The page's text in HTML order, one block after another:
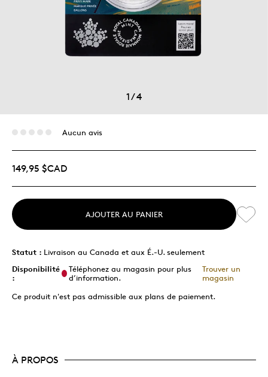
1/4
Aucun avis
149,95 $CAD
AJOUTER AU PANIER
Statut : Livraison au Canada et aux É.-U. seulement
Disponibilité
:
Téléphonez au magasin pour plus
d’information.
Trouver un
magasin
Ce produit n'est pas admissible aux plans de paiement.
À PROPOS